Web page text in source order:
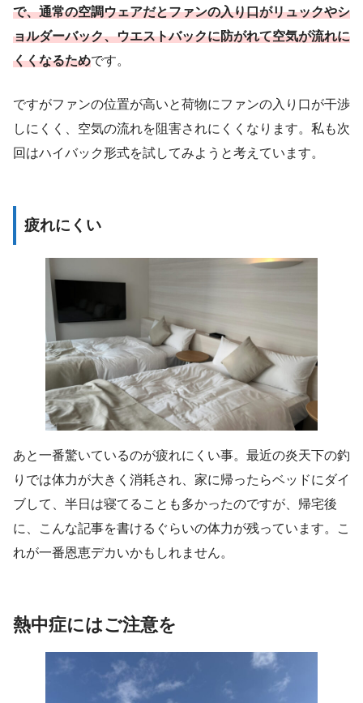
で、通常の空調ウェアだとファンの入り口がリュックやシ
ョルダーバック、ウエストバックに防がれて空気が流れに
くくなるためです。
ですがファンの位置が高いと荷物にファンの入り口が干渉
しにくく、空気の流れを阻害されにくくなります。私も次
回はハイバック形式を試してみようと考えています。
疲れにくい
あと一番驚いているのが疲れにくい事。最近の炎天下の釣
りでは体力が大きく消耗され、家に帰ったらベッドにダイ
ブして、半日は寝てることも多かったのですが、帰宅後
に、こんな記事を書けるぐらいの体力が残っています。こ
れが一番恩恵デカいかもしれません。
熱中症にはご注意を